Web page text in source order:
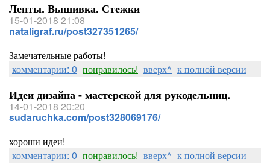
Ленты. Вышивка. Стежки
15-01-2018 21:08
nataligraf.ru/post327351265/
Замечательные работы!
комментарии: 0 понравилось! вверх^ к полной версии
Идеи дизайна - мастерской для рукодельниц.
14-01-2018 20:20
sudaruchka.com/post328069176/
хороши идеи!
комментарии: 0 понравилось! вверх^ к полной версии